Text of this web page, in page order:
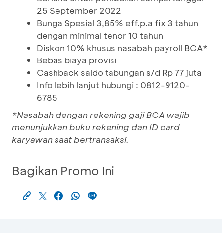
25 September 2022
Bunga Spesial 3,85% eff.p.a fix 3 tahun
dengan minimal tenor 10 tahun
Diskon 10% khusus nasabah payroll BCA*
Bebas biaya provisi
Cashback saldo tabungan s/d Rp 77 juta
Info lebih lanjut hubungi : 0812-9120-
6785
*Nasabah dengan rekening gaji BCA wajib
menunjukkan buku rekening dan ID card
karyawan saat bertransaksi.
Bagikan Promo Ini